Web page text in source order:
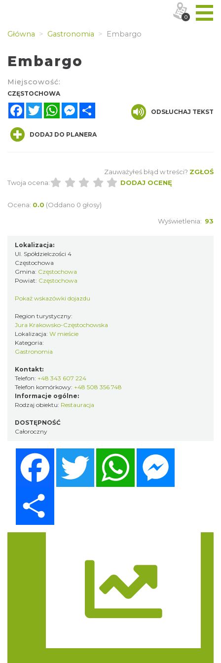
Główna Gastronomia Embargo
Embargo
Miejscowość:
CZĘSTOCHOWA
FacebookTwitterWhatsAppMessenger
ODSŁUCHAJ TEKST
DODAJ DO PLANERA
Zauważyłeś błąd w treści? ZGŁOŚ
Twoja ocena:
DODAJ OCENĘ
Ocena: 0.0 (Oddano 0 głosy)
Wyświetlenia: 93
Lokalizacja:
Ul. Spółdzielczości 4
Częstochowa
Gmina: Częstochowa
Powiat: Częstochowa
Pokaż wskazówki dojazdu
Region turystyczny:
Jura Krakowsko-Częstochowska
Lokalizacja: W mieście
Kategoria:
Gastronomia
Kontakt:
Telefon: +48 343 607 224
Telefon komórkowy: +48 508 356 748
Informacje ogólne:
Rodzaj obiektu: Restauracja
DOSTĘPNOŚĆ
Całoroczny
Twitter WhatsApp
0